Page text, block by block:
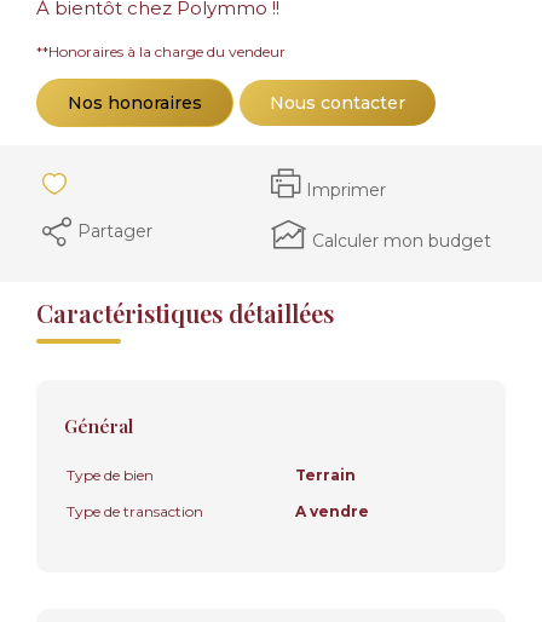
À bientôt chez Polymmo !!
**Honoraires à la charge du vendeur
Nos honoraires Nous contacter
Imprimer
Partager
Calculer mon budget
Caractéristiques détaillées
Général
Type de bien
Terrain
Type de transaction
A vendre